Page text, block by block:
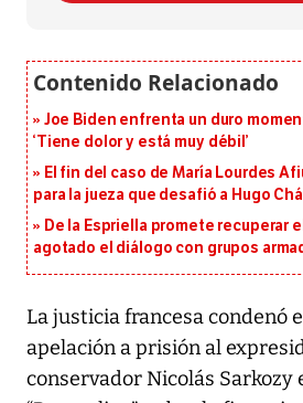
Joe Biden enfrenta un duro
‘Tiene dolor y está muy débil’
El fin del caso de María Lourdes
para la jueza que desafió a Hugo
De la Espriella promete recuperar
agotado el diálogo con grupos
La justicia francesa condenó
apelación a prisión al
conservador Nicolás Sarkozy